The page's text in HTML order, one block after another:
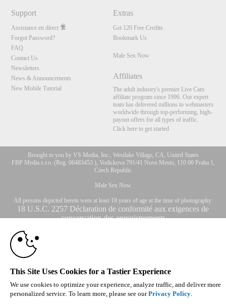
Support
Assistance en direct
Forgot Password?
FAQ
Contact Us
Newsletters
News & Announcements
New Mobile Tutorial
Extras
Get 120 Free Credits
Bookmark Us
Male Sex Now
Affiliates
The adult industry's premier Live Cam
affiliate program since 1996. Our expert
team has delivered millions to webmasters
worldwide through top-performing, high-
payout offers for all types of traffic.
Click here to get started
Brought to you by VS Media, Inc., Westlake Village, CA, United States
FBP Media s.r.o. (Reg. 06483453 ), Vodickova 791/41 Nove Mesto, 110 00 Praha 1,
Czech Republic
Male Sex Now
All persons depicted herein were at least 18 years of age at the time of photography:
18 U.S.C. 2257 Déclaration de conformité aux exigences de
conservation des enregistrements
© 1996 - 2026 VS3.COM, VS Media, Inc. All Rights Reserved.
CA-Privacy Policy
modal
control
This Site Uses Cookies for a Tastier Experience
We use cookies to optimize your experience, analyze traffic, and deliver more
personalized service. To learn more, please see ourPrivacy Policy.
10:00